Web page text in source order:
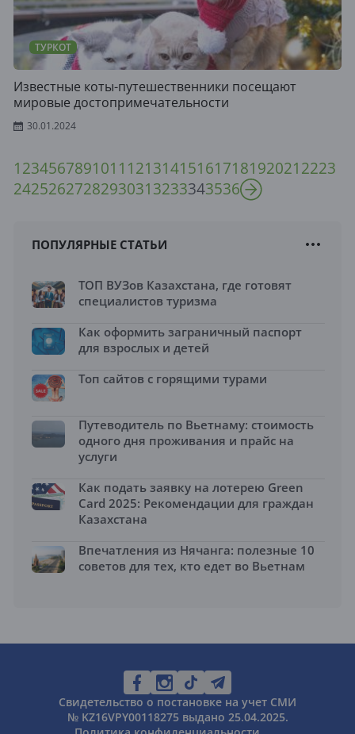
ТУРКОТ
Известные коты-путешественники посещают
мировые достопримечательности
30.01.2024
1234567891011 121314151617181920212223
24252627282930313233343536
ПОПУЛЯРНЫЕ СТАТЬИ
ТОП ВУЗов Казахстана, где готовят
специалистов туризма
Как оформить заграничный паспорт
для взрослых и детей
Топ сайтов с горящими турами
Путеводитель по Вьетнаму: стоимость
одного дня проживания и прайс на
услуги
Как подать заявку на лотерею Green
Card 2025: Рекомендации для граждан
Казахстана
Впечатления из Нячанга: полезные 10
советов для тех, кто едет во Вьетнам
Свидетельство о постановке на учет СМИ
№ KZ16VPY00118275 выдано 25.04.2025.